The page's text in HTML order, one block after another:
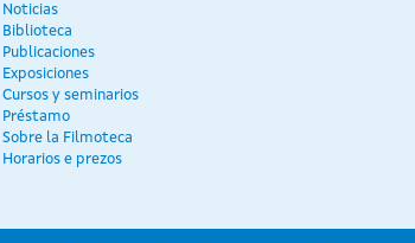
Noticias
Biblioteca
Publicaciones
Exposiciones
Cursos y seminarios
Préstamo
Sobre la Filmoteca
Horarios e prezos